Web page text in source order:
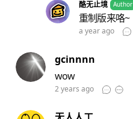
酪无止境 Author
重制版来咯~
a year ago
gcinnnn
wow
2 years ago